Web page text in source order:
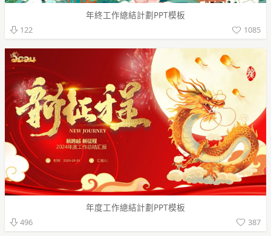
年終工作總結計劃PPT模板
122 1085
年度工作總結計劃PPT模板
496 387